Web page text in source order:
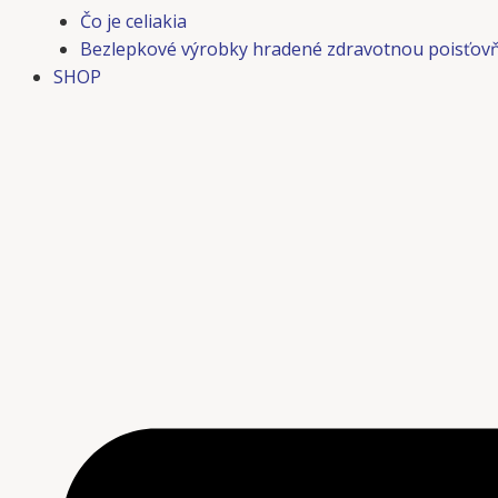
Čo je celiakia
Bezlepkové výrobky hradené zdravotnou
SHOP